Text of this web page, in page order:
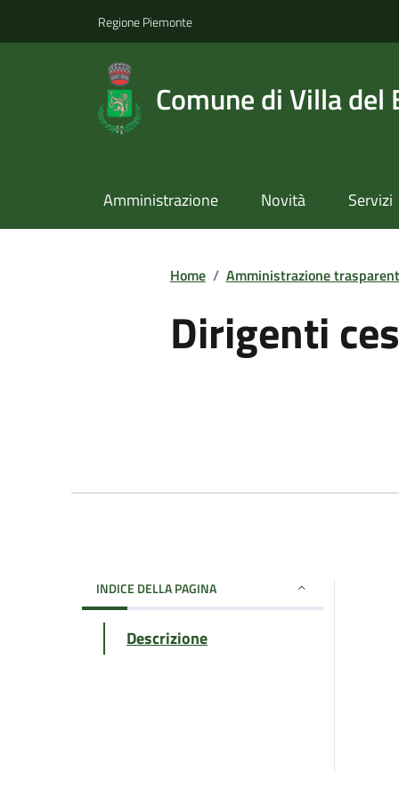
Regione Piemonte
Comune di Villa del
Amministrazione Novità Servizi
Home / Amministrazione
Dirigenti
INDICE DELLA PAGINA
Descrizione